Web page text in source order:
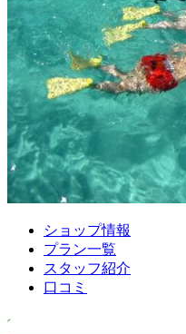
ショップ情報
プラン一覧
スタッフ紹介
口コミ